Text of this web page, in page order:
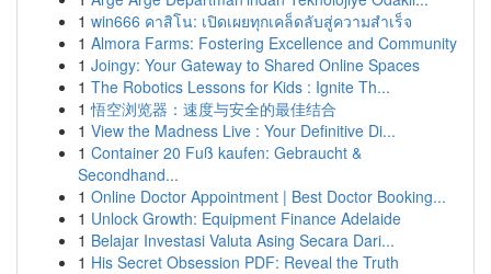
1 win666 คาสิโน: เปิดเผยทุกเคล็ดลับสู่ความสำเร็จ
1 Almora Farms: Fostering Excellence and Community
1 Joingy: Your Gateway to Shared Online Spaces
1 The Robotics Lessons for Kids : Ignite Th...
1 悟空浏览器：速度与安全的最佳结合
1 View the Madness Live : Your Definitive Di...
1 Container 20 Fuß kaufen: Gebraucht &
Secondhand...
1 Online Doctor Appointment | Best Doctor Booking...
1 Unlock Growth: Equipment Finance Adelaide
1 Belajar Investasi Valuta Asing Secara Dari...
1 His Secret Obsession PDF: Reveal the Truth